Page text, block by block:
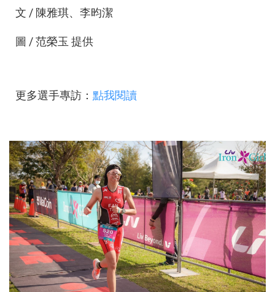
文 / 陳雅琪、李昀潔
圖 / 范榮玉 提供
更多選手專訪： 點我閱讀